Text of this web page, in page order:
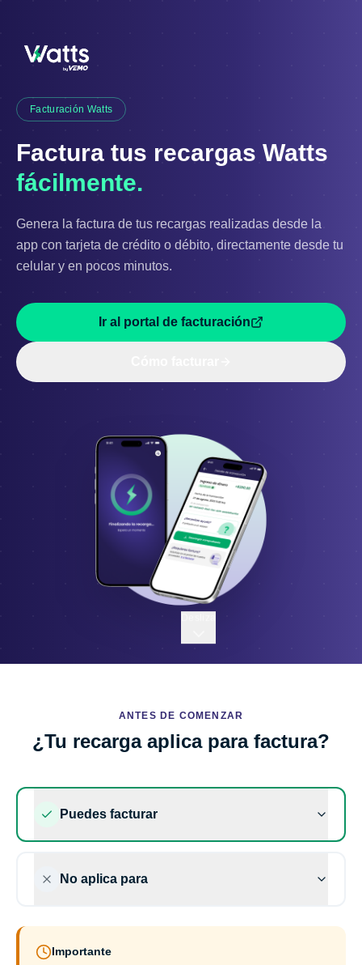
Facturación Watts
Factura tus recargas Watts
fácilmente.
Genera la factura de tus recargas realizadas desde la
app con tarjeta de crédito o débito, directamente desde tu
celular y en pocos minutos.
Ir al portal de facturación
ANTES DE COMENZAR
¿Tu recarga aplica para factura?
Puedes facturar
No aplica para
Importante